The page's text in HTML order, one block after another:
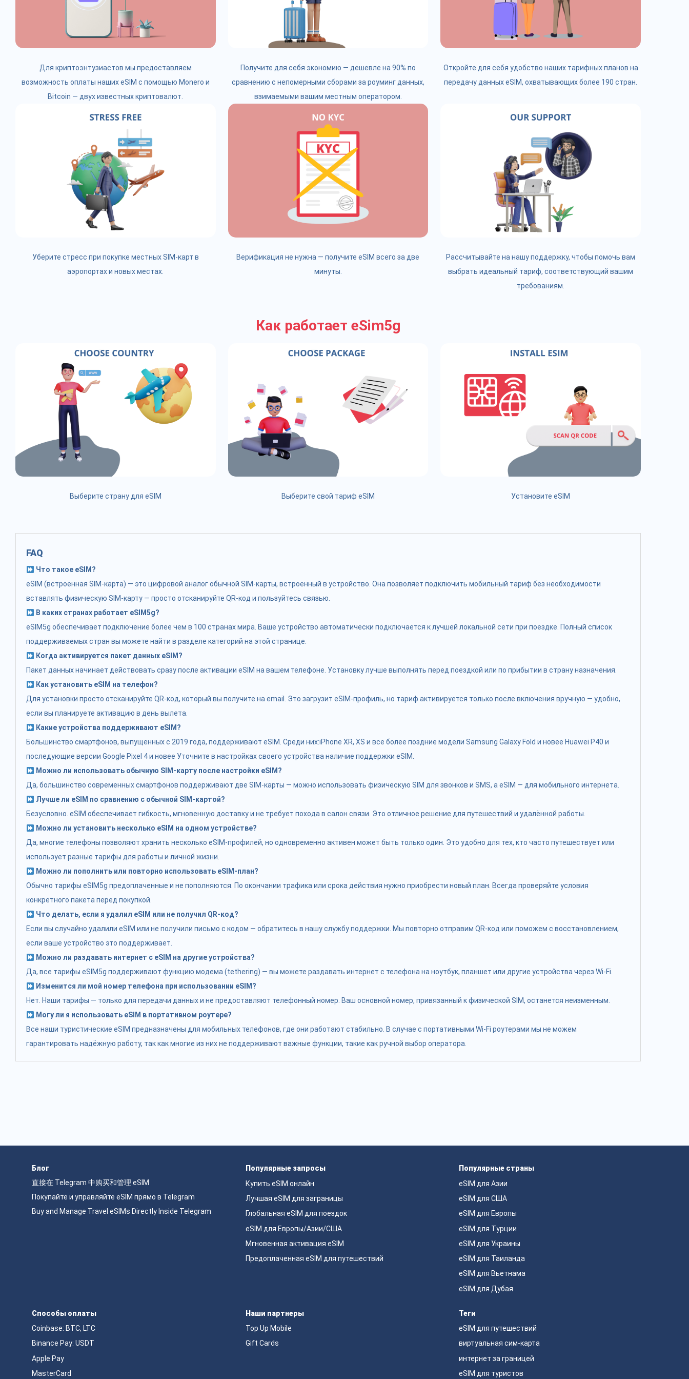
Для криптоэнтузиастов мы предоставляем
возможность оплаты наших eSIM с помощью Monero и
Bitcoin — двух известных криптовалют.
Получите для себя экономию — дешевле на 90% по
сравнению с непомерными сборами за роуминг данных,
взимаемыми вашим местным оператором.
Откройте для себя удобство наших тарифных планов на
передачу данных eSIM, охватывающих более 190 стран.
Уберите стресс при покупке местных SIM-карт в
аэропортах и новых местах.
Верификация не нужна — получите eSIM всего за две
минуты.
Рассчитывайте на нашу поддержку, чтобы помочь вам
выбрать идеальный тариф, соответствующий вашим
требованиям.
Как работает eSim5g
Выберите страну для eSIM Выберите свой тариф eSIM Установите eSIM
FAQ
Что такое eSIM?
eSIM (встроенная SIM-карта) — это цифровой аналог обычной SIM-карты, встроенный в устройство. Она позволяет подключить мобильный тариф без необходимости
вставлять физическую SIM-карту — просто отсканируйте QR-код и пользуйтесь связью.
В каких странах работает eSIM5g?
eSIM5g обеспечивает подключение более чем в 100 странах мира. Ваше устройство автоматически подключается к лучшей локальной сети при поездке. Полный список
поддерживаемых стран вы можете найти в разделе категорий на этой странице.
Когда активируется пакет данных eSIM?
Пакет данных начинает действовать сразу после активации eSIM на вашем телефоне. Установку лучше выполнять перед поездкой или по прибытии в страну назначения.
Как установить eSIM на телефон?
Для установки просто отсканируйте QR-код, который вы получите на email. Это загрузит eSIM-профиль, но тариф активируется только после включения вручную — удобно,
если вы планируете активацию в день вылета.
Какие устройства поддерживают eSIM?
Большинство смартфонов, выпущенных с 2019 года, поддерживают eSIM. Среди них:iPhone XR, XS и все более поздние модели Samsung Galaxy Fold и новее Huawei P40 и
последующие версии Google Pixel 4 и новее Уточните в настройках своего устройства наличие поддержки eSIM.
Можно ли использовать обычную SIM-карту после настройки eSIM?
Да, большинство современных смартфонов поддерживают две SIM-карты — можно использовать физическую SIM для звонков и SMS, а eSIM — для мобильного интернета.
Лучше ли eSIM по сравнению с обычной SIM-картой?
Безусловно. eSIM обеспечивает гибкость, мгновенную доставку и не требует похода в салон связи. Это отличное решение для путешествий и удалённой работы.
Можно ли установить несколько eSIM на одном устройстве?
Да, многие телефоны позволяют хранить несколько eSIM-профилей, но одновременно активен может быть только один. Это удобно для тех, кто часто путешествует или
использует разные тарифы для работы и личной жизни.
Можно ли пополнить или повторно использовать eSIM-план?
Обычно тарифы eSIM5g предоплаченные и не пополняются. По окончании трафика или срока действия нужно приобрести новый план. Всегда проверяйте условия
конкретного пакета перед покупкой.
Что делать, если я удалил eSIM или не получил QR-код?
Если вы случайно удалили eSIM или не получили письмо с кодом — обратитесь в нашу службу поддержки. Мы повторно отправим QR-код или поможем с восстановлением,
если ваше устройство это поддерживает.
Можно ли раздавать интернет с eSIM на другие устройства?
Да, все тарифы eSIM5g поддерживают функцию модема (tethering) — вы можете раздавать интернет с телефона на ноутбук, планшет или другие устройства через Wi-Fi.
Изменится ли мой номер телефона при использовании eSIM?
Нет. Наши тарифы — только для передачи данных и не предоставляют телефонный номер. Ваш основной номер, привязанный к физической SIM, останется неизменным.
Могу ли я использовать eSIM в портативном роутере?
Все наши туристические eSIM предназначены для мобильных телефонов, где они работают стабильно. В случае с портативными Wi-Fi роутерами мы не можем
гарантировать надёжную работу, так как многие из них не поддерживают важные функции, такие как ручной выбор оператора.
Блог
直接在 Telegram 中购买和管理 eSIM
Покупайте и управляйте eSIM прямо в Telegram
Buy and Manage Travel eSIMs Directly Inside Telegram
Популярные запросы
Купить eSIM онлайн
Лучшая eSIM для заграницы
Глобальная eSIM для поездок
eSIM для Европы/Азии/США
Мгновенная активация eSIM
Предоплаченная eSIM для путешествий
Популярные страны
eSIM для Азии
eSIM для США
eSIM для Европы
eSIM для Турции
eSIM для Украины
eSIM для Таиланда
eSIM для Вьетнама
eSIM для Дубая
Способы оплаты
Coinbase: BTC, LTC
Binance Pay: USDT
Apple Pay
MasterCard
Наши партнеры
Top Up Mobile
Gift Cards
Теги
eSIM для путешествий
виртуальная сим-карта
интернет за границей
eSIM для туристов